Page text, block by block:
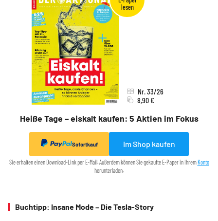
Heiße Tage – eiskalt kaufen: 5 Aktien im Fokus
Nr. 33/26
8,90 €
Sofortkauf Im Shop kaufen
Sie erhalten einen Download-Link per E-Mail. Außerdem können Sie gekaufte E-Paper in Ihrem Konto
herunterladen.
Buchtipp: Insane Mode – Die Tesla-Story